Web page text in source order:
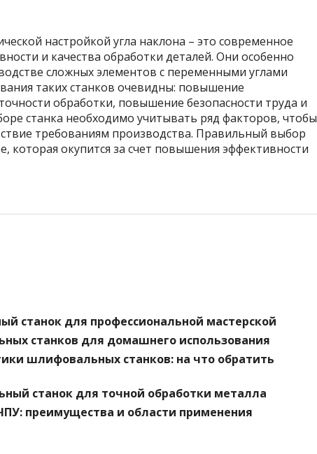
настройкой угла наклона – это современное
и качества обработки деталей. Они особенно
сложных элементов с переменными углами
таких станков очевидны: повышение
обработки, повышение безопасности труда и
станка необходимо учитывать ряд факторов, чтобы
требованиям производства. Правильный выбор
которая окупится за счет повышения эффективности
станок для профессиональной мастерской
станков для домашнего использования
шлифовальных станков: на что обратить
станок для точной обработки металла
преимущества и области применения